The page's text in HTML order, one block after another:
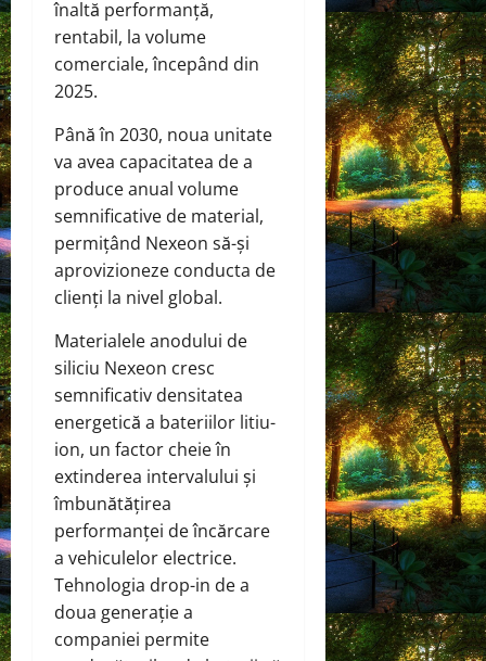
înaltă performanță,
rentabil, la volume
comerciale, începând din
2025.
Până în 2030, noua unitate
va avea capacitatea de a
produce anual volume
semnificative de material,
permițând Nexeon să-și
aprovizioneze conducta de
clienți la nivel global.
Materialele anodului de
siliciu Nexeon cresc
semnificativ densitatea
energetică a bateriilor litiu-
ion, un factor cheie în
extinderea intervalului și
îmbunătățirea
performanței de încărcare
a vehiculelor electrice.
Tehnologia drop-in de a
doua generație a
companiei permite